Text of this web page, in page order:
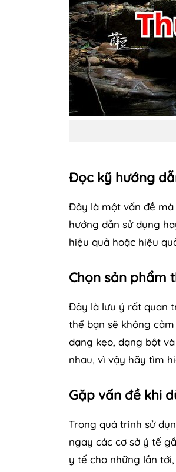
Đọc kỹ hướng
Đây là một vấn đề
hướng dẫn sử dụng
hiệu quả hoặc hiệu
Chọn sản phẩm
Đây là lưu ý rất quan
thể bạn sẽ không
dạng kẹo, dạng bột
nhau, vì vậy hãy tìm
Gặp vấn đề khi
Trong quá trình sử
ngay các cơ sở ý tế
y tế cho những lần